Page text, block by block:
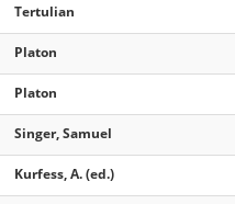
Tertulian
Platon
Platon
Singer, Samuel
Kurfess, A. (ed.)